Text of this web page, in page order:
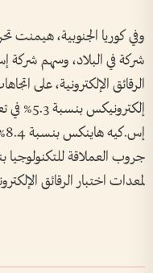
وفي كوريا الجنوبية، هيمنت
شركة في البلاد، وسهم
الرقائق الإلكترونية، على
لمعدات اختبار الرقائق